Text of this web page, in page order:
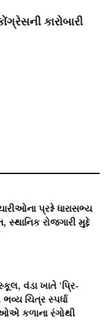
કારોબારી
પ્રશ્ને ધારાસભ્ય
સ્થાનિક રોજગારી મુદ્દે
વંડા ખાતે ‘પ્રિ-
ભવ્ય ચિત્ર સ્પર્ધા
કળાના રંગોથી